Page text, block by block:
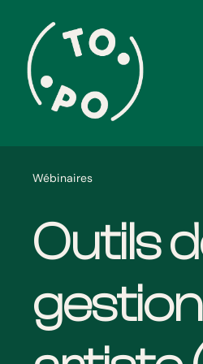
content
Wébinaires
Outils